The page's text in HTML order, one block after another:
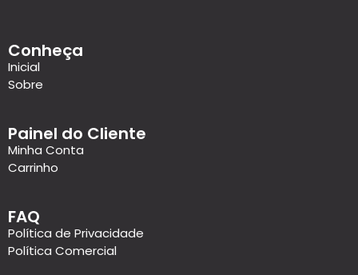
Conheça
Inicial
Sobre
Painel do Cliente
Minha Conta
Carrinho
FAQ
Política de Privacidade
Política Comercial